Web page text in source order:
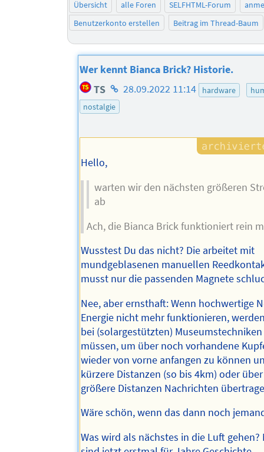
Übersicht alle Foren SELFHTML-Forum
Benutzerkonto erstellen
Beitrag im Thread-Baum
Wer kennt Bianca Brick? Historie.
TS Homepage
des
28.09.2022 11:14 hardware
nostalgie
Hello,
warten wir den nächsten größeren
ab
Ach, die Bianca Brick funktioniert rein
Wusstest Du das nicht? Die arbeitet mit
mundgeblasenen manuellen
musst nur die passenden Magnete
Nee, aber ernsthaft: Wenn hochwertige
Energie nicht mehr funktionieren,
bei (solargestützten)
müssen, um über noch vorhandene
wieder von vorne anfangen zu können
kürzere Distanzen (so bis 4km) oder
größere Distanzen Nachrichten
Wäre schön, wenn das dann noch
Was wird als nächstes in die Luft gehen?